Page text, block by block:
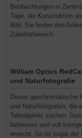
Beobachtungen in
Tage, die Konstruktion
Bild. Sie finden den
Zubehörbereich.
William Optics
und Naturfotografie
Dieser apochromatische
und Naturfotografen, die
Teleobjektiv suchen.
farbreines und voll
erreicht. So ist sogar der